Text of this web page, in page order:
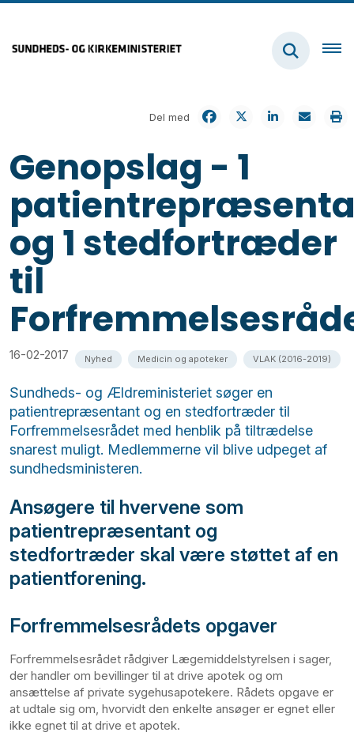
Del med
Genopslag - 1
og 1 stedfortræder
til
16-02-2017 Nyhed Medicin og apoteker VLAK (2016-2019)
Sundheds- og Ældreministeriet søger en
patientrepræsentant og en stedfortræder til
Forfremmelsesrådet med henblik på tiltrædelse
snarest muligt. Medlemmerne vil blive udpeget af
sundhedsministeren.
Ansøgere til hvervene som
patientrepræsentant og
stedfortræder skal være støttet af en
patientforening.
Forfremmelsesrådets opgaver
Forfremmelsesrådet rådgiver Lægemiddelstyrelsen i sager,
der handler om bevillinger til at drive apotek og om
ansættelse af private sygehusapotekere. Rådets opgave er
at udtale sig om, hvorvidt den enkelte ansøger er egnet eller
ikke egnet til at drive et apotek.